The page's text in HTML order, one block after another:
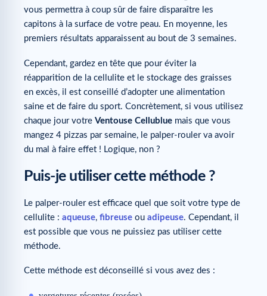
vous permettra à coup sûr de faire disparaître les
capitons à la surface de votre peau. En moyenne, les
premiers résultats apparaissent au bout de 3 semaines.
Cependant, gardez en tête que pour éviter la
réapparition de la cellulite et le stockage des graisses
en excès, il est conseillé d’adopter une alimentation
saine et de faire du sport. Concrètement, si vous utilisez
chaque jour votre Ventouse Cellublue mais que vous
mangez 4 pizzas par semaine, le palper-rouler va avoir
du mal à faire effet ! Logique, non ?
Puis-je utiliser cette méthode ?
Le palper-rouler est efficace quel que soit votre type de
cellulite : aqueuse, fibreuse ou adipeuse. Cependant, il
est possible que vous ne puissiez pas utiliser cette
méthode.
Cette méthode est déconseillé si vous avez des :